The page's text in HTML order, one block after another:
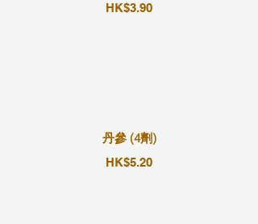
HK$3.90
丹參 (4劑)
HK$5.20